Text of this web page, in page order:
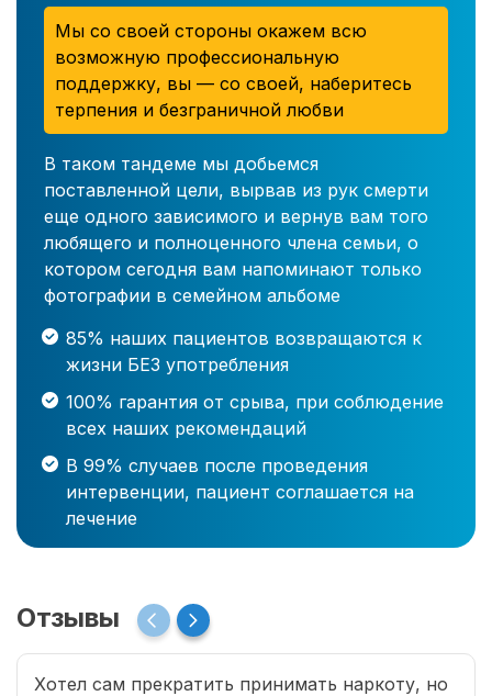
Мы со своей стороны окажем всю
возможную профессиональную
поддержку, вы — со своей, наберитесь
терпения и безграничной любви
В таком тандеме мы добьемся
поставленной цели, вырвав из рук смерти
еще одного зависимого и вернув вам того
любящего и полноценного члена семьи, о
котором сегодня вам напоминают только
фотографии в семейном альбоме
85% наших пациентов возвращаются к
жизни БЕЗ употребления
100% гарантия от срыва, при соблюдение
всех наших рекомендаций
В 99% случаев после проведения
интервенции, пациент соглашается на
лечение
Отзывы
Хотел сам прекратить принимать наркоту, но